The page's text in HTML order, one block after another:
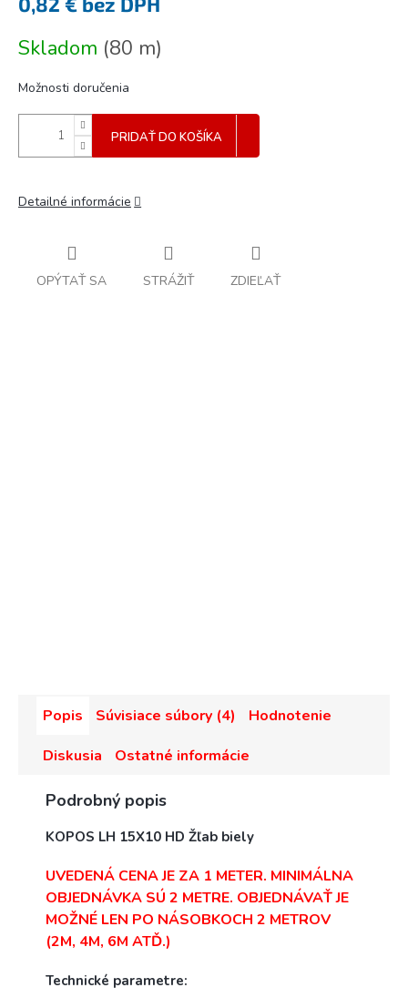
cena:
Skladom (80 m)
Možnosti doručenia
PRIDAŤ DO KOŠÍKA
Detailné informácie
OPÝTAŤ SA STRÁŽIŤ ZDIEĽAŤ
Popis Súvisiace súbory (4)
Hodnotenie
Diskusia
Ostatné informácie
Podrobný popis
KOPOS LH 15X10 HD Žľab biely
UVEDENÁ CENA JE ZA 1 METER. MINIMÁLNA
OBJEDNÁVKA SÚ 2 METRE. OBJEDNÁVAŤ JE
MOŽNÉ LEN PO NÁSOBKOCH 2 METROV
(2M, 4M, 6M ATĎ.)
Technické parametre: